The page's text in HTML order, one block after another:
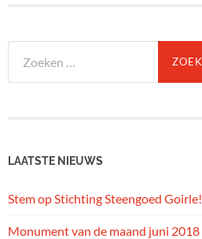
naar:
LAATSTE NIEUWS
Stem op Stichting Steengoed Goirle!
Monument van de maand juni 2018